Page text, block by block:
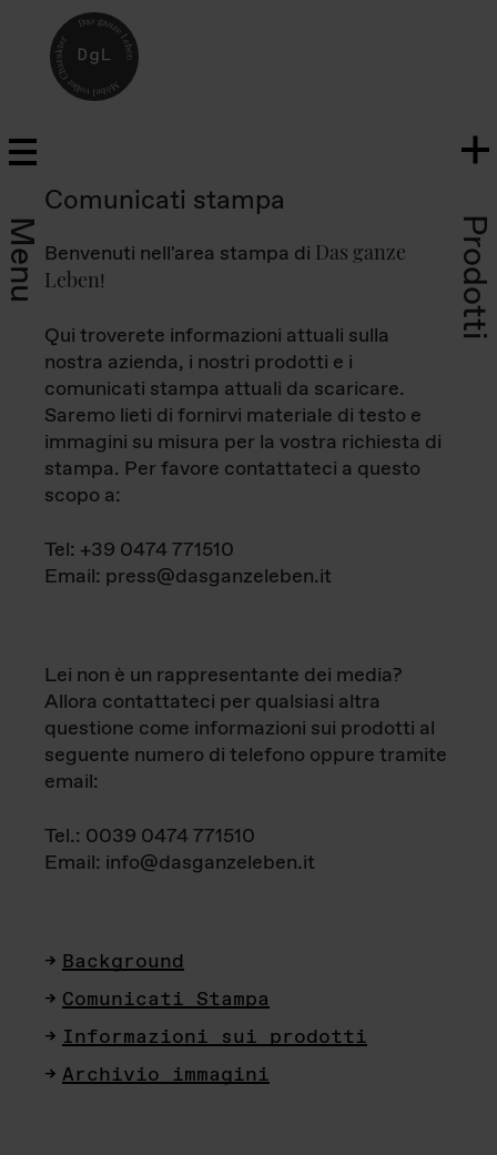
Menu Prodotti
Comunicati stampa
Benvenuti nell'area stampa di Das ganze
Leben!
Qui troverete informazioni attuali sulla
nostra azienda, i nostri prodotti e i
comunicati stampa attuali da scaricare.
Saremo lieti di fornirvi materiale di testo e
immagini su misura per la vostra richiesta di
stampa. Per favore contattateci a questo
scopo a:
Tel: +39 0474 771510
Email: press@dasganzeleben.it
Lei non è un rappresentante dei media?
Allora contattateci per qualsiasi altra
questione come informazioni sui prodotti al
seguente numero di telefono oppure tramite
email:
Tel.: 0039 0474 771510
Email: info@dasganzeleben.it
Background
Comunicati Stampa
Informazioni sui prodotti
Archivio immagini